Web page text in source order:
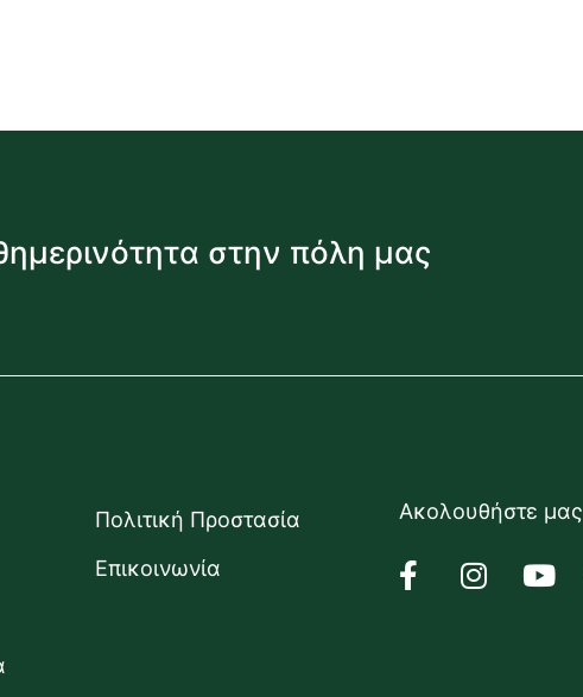
στην πόλη μας
Πολιτική Προστασία
Επικοινωνία
Ακολουθήστε μας